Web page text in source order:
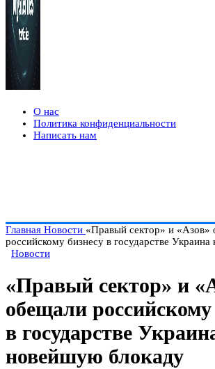
О нас
Политика конфиденциальности
Написать нам
Главная Новости «Правый сектор» и «Азов»
российскому бизнесу в государстве
Новости
«Правый сектор» и
обещали российскому
в государстве
новейшую блокаду